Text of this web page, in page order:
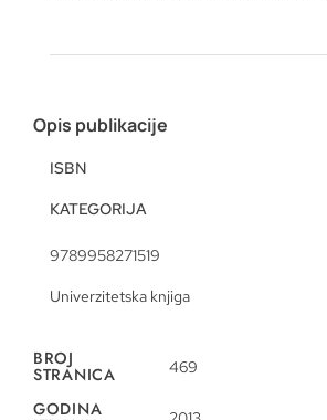
Opis publikacije
ISBN
KATEGORIJA
9789958271519
Univerzitetska knjiga
BROJ
STRANICA 469
GODINA